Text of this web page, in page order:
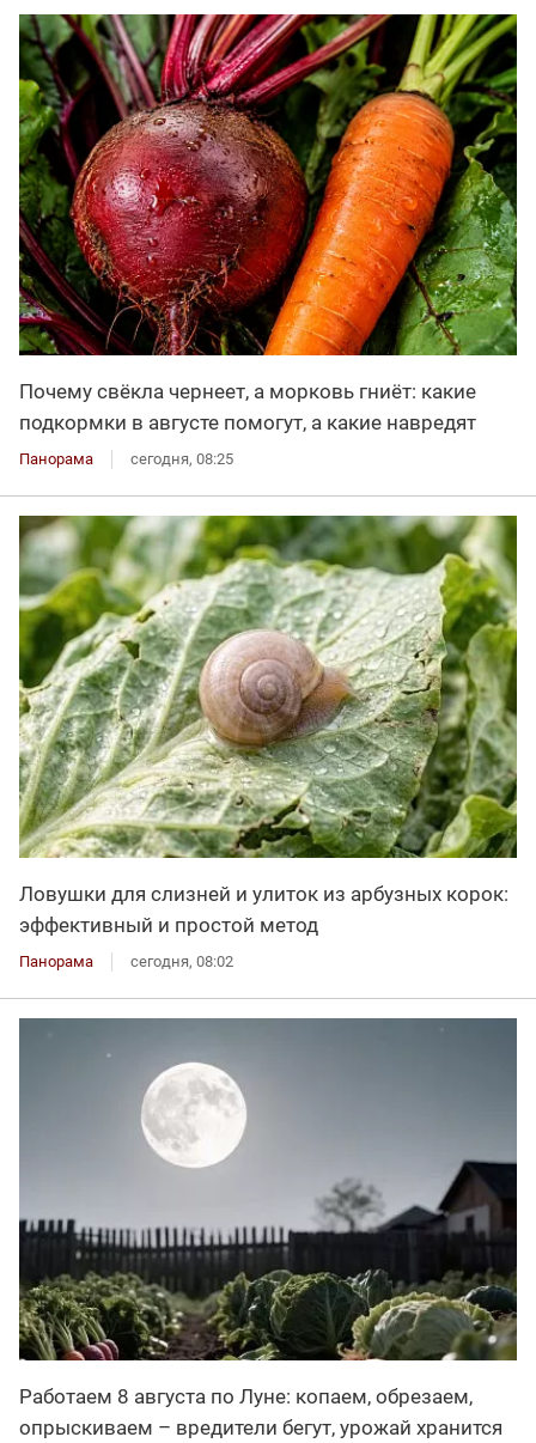
Почему свёкла чернеет, а морковь гниёт: какие
подкормки в августе помогут, а какие навредят
Панорама сегодня, 08:25
Ловушки для слизней и улиток из арбузных корок:
эффективный и простой метод
Панорама сегодня, 08:02
Работаем 8 августа по Луне: копаем, обрезаем,
опрыскиваем – вредители бегут, урожай хранится